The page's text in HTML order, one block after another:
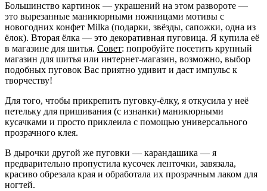
Большинство картинок — украшений на этом развороте —
это вырезанные маникюрными ножницами мотивы с
новогодних конфет Milka (подарки, звёзды, сапожки, одна из
ёлок). Вторая ёлка — это декоративная пуговица. Я купила её
в магазине для шитья. Совет: попробуйте посетить крупный
магазин для шитья или интернет-магазин, возможно, выбор
подобных пуговок Вас приятно удивит и даст импульс к
творчеству!
Для того, чтобы прикрепить пуговку-ёлку, я откусила у неё
петельку для пришивания (с изнанки) маникюрными
кусачками и просто приклеила с помощью универсального
прозрачного клея.
В дырочки другой же пуговки — карандашика — я
предварительно пропустила кусочек ленточки, завязала,
красиво обрезала края и обработала их прозрачным лаком для
ногтей.